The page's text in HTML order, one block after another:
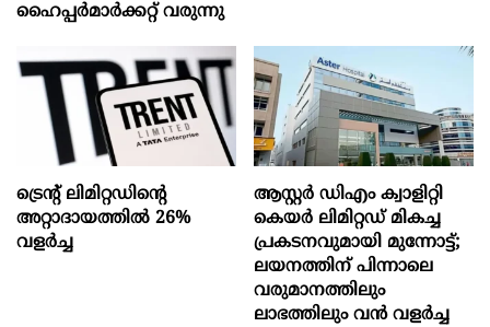
ഹൈപ്പർമാർക്കറ്റ് വരുന്നു
ട്രെന്റ് ലിമിറ്റഡിന്റെ
അറ്റാദായത്തിൽ 26%
വളര്‍ച്ച
ആസ്റ്റർ ഡിഎം ക്വാളിറ്റി
കെയർ ലിമിറ്റഡ് മികച്ച
പ്രകടനവുമായി മുന്നോട്ട്;
ലയനത്തിന് പിന്നാലെ
വരുമാനത്തിലും
ലാഭത്തിലും വൻ വളർച്ച